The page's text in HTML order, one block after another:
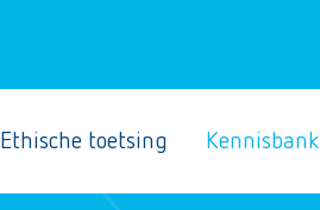
Ethische toetsing Kennisbank